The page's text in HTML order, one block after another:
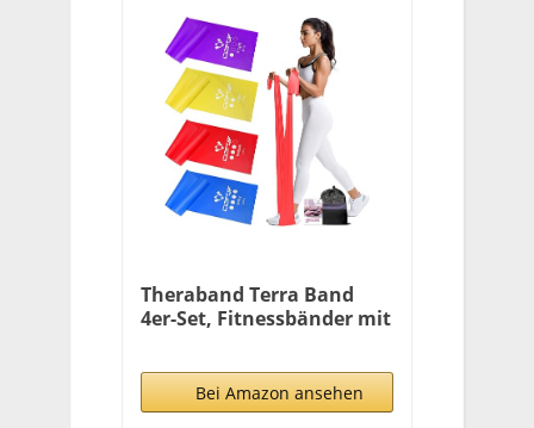
Theraband Terra Band
4er-Set, Fitnessbänder mit
Gymnastikband
Terraband mit
Tragetasche &
Bei Amazon ansehen